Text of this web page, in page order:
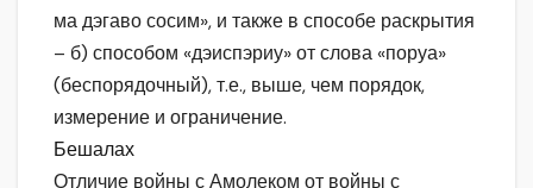
ма дэгаво сосим», и также в способе раскрытия
– б) способом «дэиспэриу» от слова «поруа»
(беспорядочный), т.е., выше, чем порядок,
измерение и ограничение.
Бешалах
Отличие войны с Амолеком от войны с